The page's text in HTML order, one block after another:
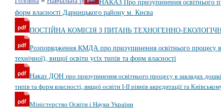
НАКАЗ Про призупинення освітнього
форм власності Дарницького району м. Києва
ПОСТІЙНА КОМІСІЯ З ПИТАНЬ ТЕХНОГЕННО-
Розпорядження КМДА про призупинення освітнього процесу в
технічної), вищої освіти усіх типів та форм власності
Наказ ДОН про призупинення освітнього процесу в закладах
типів та форм власності, вищої освіти І-ІІ рівнів акредитації та
Міністерство Освіти і Науки України